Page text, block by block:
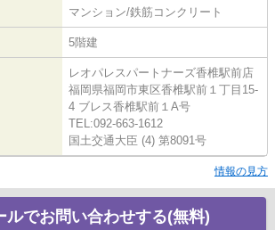
マンション/鉄筋コンクリート
5階建
レオパレスパートナーズ香椎駅前店
福岡県福岡市東区香椎駅前１丁目15-
4 ブレス香椎駅前１A号
TEL:092-663-1612
国土交通大臣 (4) 第8091号
情報の見方
ルでお問い合わせする(無料)